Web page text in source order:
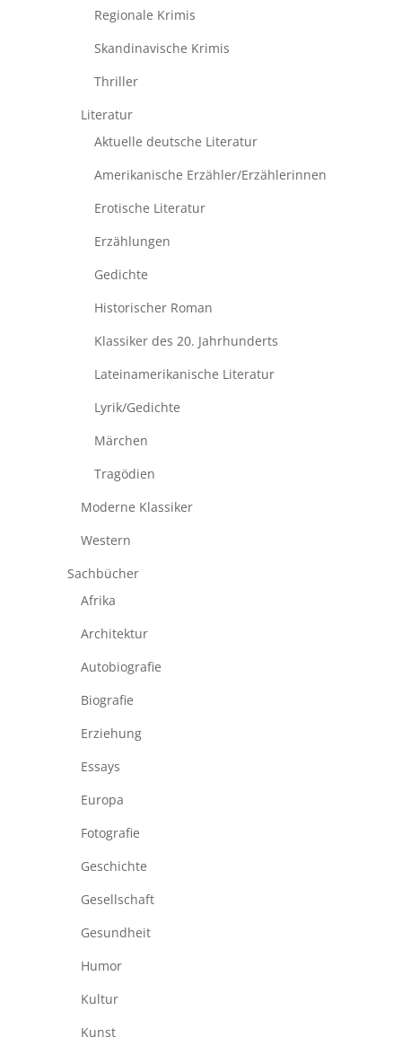
Regionale Krimis
Skandinavische Krimis
Thriller
Literatur
Aktuelle deutsche Literatur
Amerikanische Erzähler/Erzählerinnen
Erotische Literatur
Erzählungen
Gedichte
Historischer Roman
Klassiker des 20. Jahrhunderts
Lateinamerikanische Literatur
Lyrik/Gedichte
Märchen
Tragödien
Moderne Klassiker
Western
Sachbücher
Afrika
Architektur
Autobiografie
Biografie
Erziehung
Essays
Europa
Fotografie
Geschichte
Gesellschaft
Gesundheit
Humor
Kultur
Kunst